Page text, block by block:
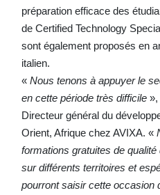
préparation efficace des
de Certified Technology
sont également proposés en
italien.
« Nous tenons à appuyer le
en cette période très difficile»,
Directeur général du
Orient, Afrique chez AVIXA. «
formations gratuites de
sur différents territoires et
pourront saisir cette occasion